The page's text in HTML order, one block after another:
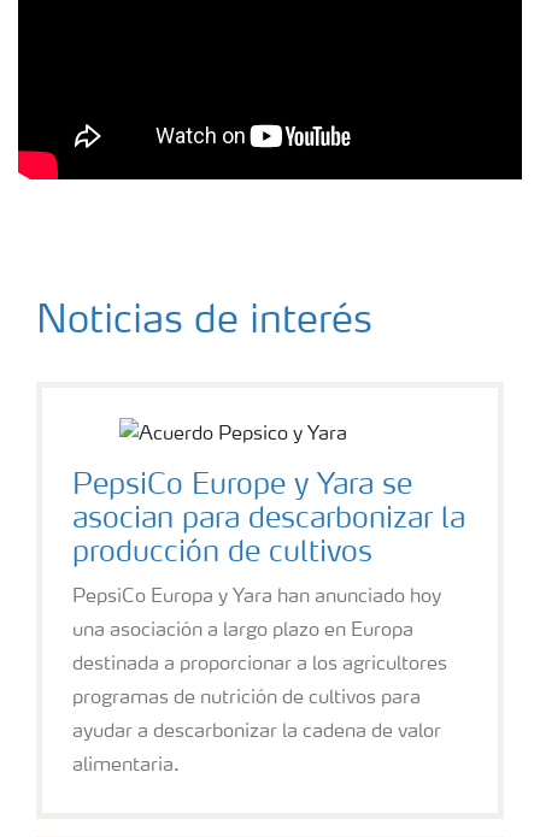
Noticias de interés
PepsiCo Europe y Yara se
asocian para descarbonizar la
producción de cultivos
PepsiCo Europa y Yara han anunciado hoy
una asociación a largo plazo en Europa
destinada a proporcionar a los agricultores
programas de nutrición de cultivos para
ayudar a descarbonizar la cadena de valor
alimentaria.